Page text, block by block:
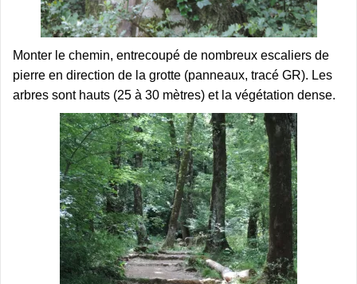
Monter le chemin, entrecoupé de nombreux escaliers de
pierre en direction de la grotte (panneaux, tracé GR). Les
arbres sont hauts (25 à 30 mètres) et la végétation dense.